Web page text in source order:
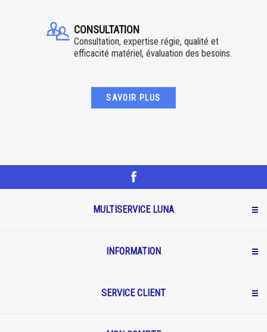
CONSULTATION
Consultation, expertise régie, qualité et
efficacité matériel, évaluation des besoins.
SAVOIR PLUS
MULTISERVICE LUNA
INFORMATION
SERVICE CLIENT